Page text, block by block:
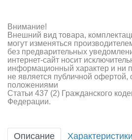
Аккумуляторы и батарейки
Зарядные устройства и блоки
Двигатели
Технические жидкости
Оптовая продажа запчастей для
Внимание!
Внешний вид товара,
могут изменяться
без предварительных
интернет-сайт носит
информационный характер и ни
не является публичной офертой,
положениями
Статьи 437 (2) Гражданского
Федерации.
Описание Характеристики